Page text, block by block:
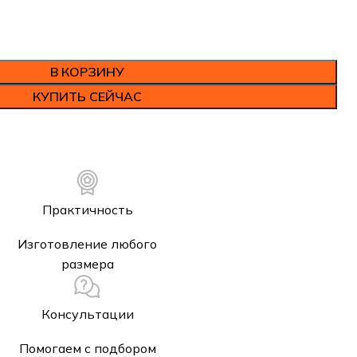
В КОРЗИНУ
КУПИТЬ СЕЙЧАС
Практичность
Изготовление любого
размера
Консультации
Помогаем с подбором